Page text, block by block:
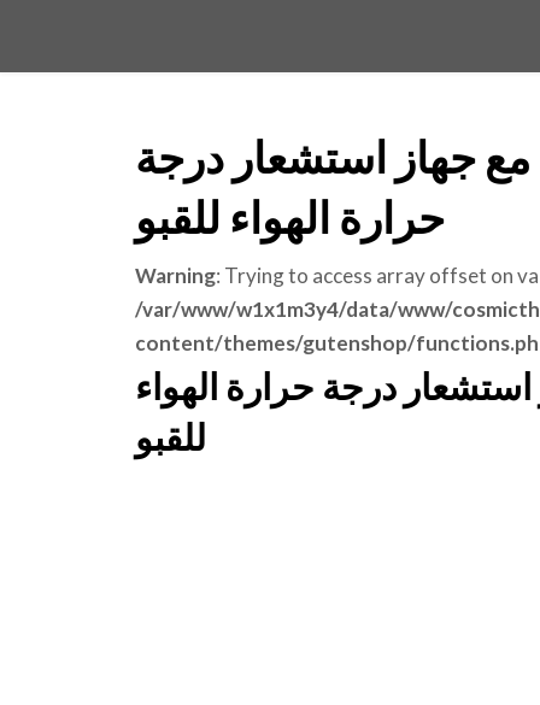
جهاز استشعار درجة
حرارة الهواء للقبو
Warning: Trying to access array offset on
/var/www/w1x1m3y4/data/www/
content/themes/gutenshop/
درجة حرارة الهواء
للقبو